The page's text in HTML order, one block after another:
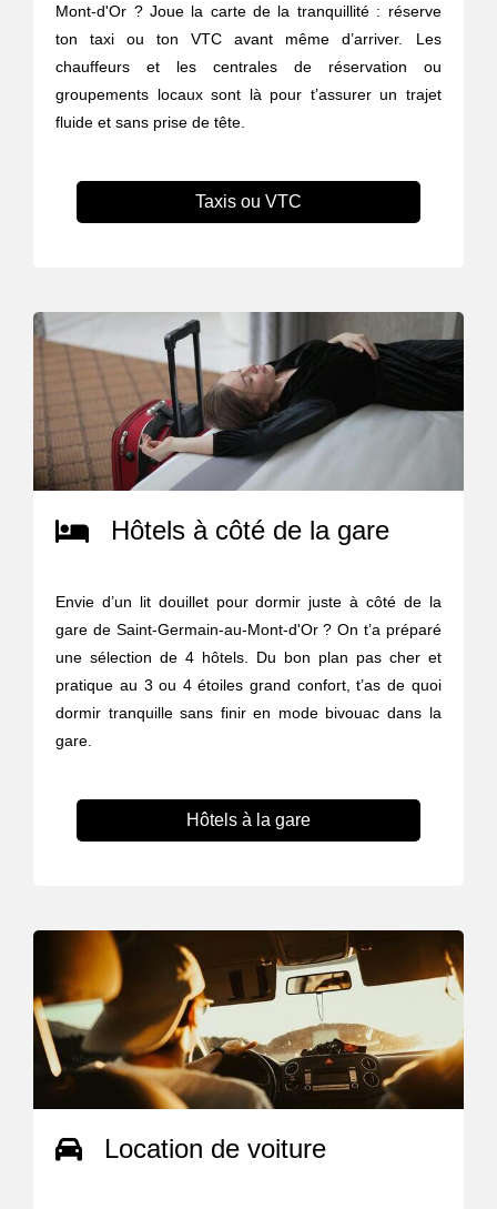
Mont-d'Or ? Joue la carte de la tranquillité : réserve
ton taxi ou ton VTC avant même d’arriver. Les
chauffeurs et les centrales de réservation ou
groupements locaux sont là pour t’assurer un trajet
fluide et sans prise de tête.
Taxis ou VTC
Hôtels à côté de la gare
Envie d’un lit douillet pour dormir juste à côté de la
gare de Saint-Germain-au-Mont-d'Or ? On t’a préparé
une sélection de 4 hôtels. Du bon plan pas cher et
pratique au 3 ou 4 étoiles grand confort, t’as de quoi
dormir tranquille sans finir en mode bivouac dans la
gare.
Hôtels à la gare
Location de voiture